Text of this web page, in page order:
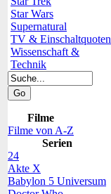
Star Wars
Supernatural
TV & Einschaltquoten
Wissenschaft &
Technik
Filme
Filme von A-Z
Serien
24
Akte X
Babylon 5 Universum